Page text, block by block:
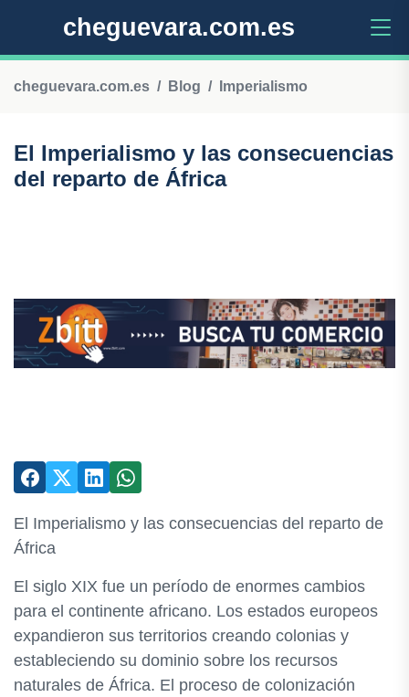
cheguevara.com.es
cheguevara.com.es Blog Imperialismo
El Imperialismo y las consecuencias
del reparto de África
El Imperialismo y las consecuencias del reparto de
África
El siglo XIX fue un período de enormes cambios
para el continente africano. Los estados europeos
expandieron sus territorios creando colonias y
estableciendo su dominio sobre los recursos
naturales de África. El proceso de colonización